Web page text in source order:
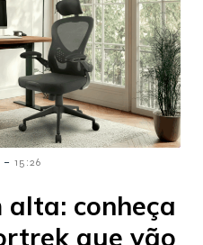
- 15:26
alta: conheça
que vão